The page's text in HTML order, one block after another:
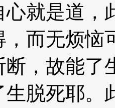
心就是道，
，而无烦恼
断，故能了
生脱死耶。